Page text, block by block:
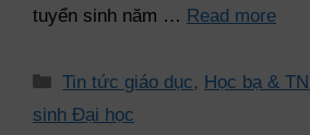
tuyển sinh năm … Read more
Tin tức giáo dục, Học bạ &
sinh Đại học